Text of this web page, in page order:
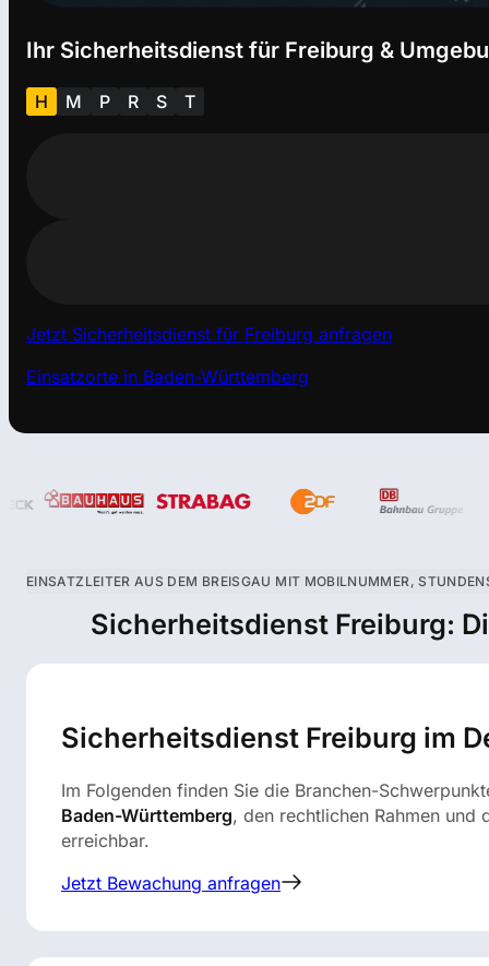
Ihr Sicherheitsdienst für Freiburg &
H M P R S T
Jetzt Sicherheitsdienst für Freiburg anfragen
Einsatzorte in Baden-Württemberg
EINSATZLEITER AUS DEM BREISGAU MIT MOBILNUMMER,
Sicherheitsdienst Freiburg:
Sicherheitsdienst Freiburg im
Im Folgenden finden Sie die Branchen-
Baden-Württemberg, den rechtlichen Rahmen
erreichbar.
Jetzt Bewachung anfragen